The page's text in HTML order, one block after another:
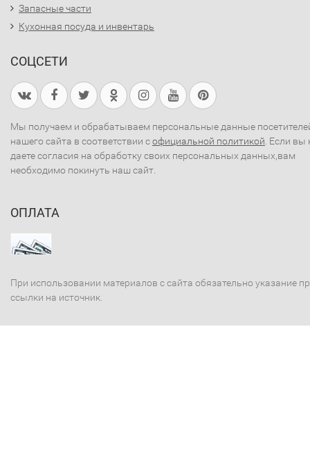
Запасные части
Кухонная посуда и инвентарь
СОЦСЕТИ
Мы получаем и обрабатываем персональные данные
нашего сайта в соответствии софициальной политикой . Если вы
даете согласия на обработку своих персональных данных,вам
необходимо покинуть наш сайт.
ОПЛАТА
При использовании материалов с сайта обязательно указание
ссылки на источник.